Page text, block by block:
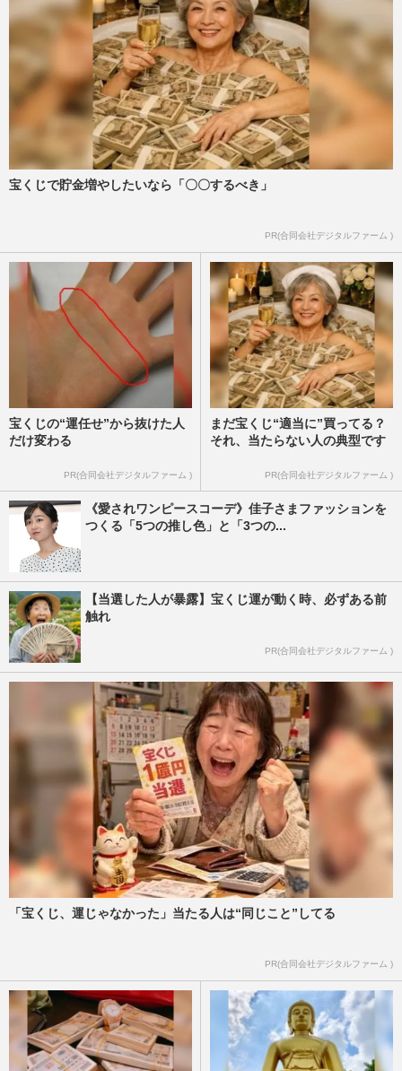
宝くじで貯金増やしたいなら「〇〇するべき」
PR(合同会社デジタルファーム )
宝くじの“運任せ”から抜けた人
だけ変わる
PR(合同会社デジタルファーム )
まだ宝くじ“適当に”買ってる？
それ、当たらない人の典型です
PR(合同会社デジタルファーム )
《愛されワンピースコーデ》佳子さまファッションを
つくる「5つの推し色」と「3つの...
【当選した人が暴露】宝くじ運が動く時、必ずある前
触れ
PR(合同会社デジタルファーム )
「宝くじ、運じゃなかった」当たる人は“同じこと”してる
PR(合同会社デジタルファーム )